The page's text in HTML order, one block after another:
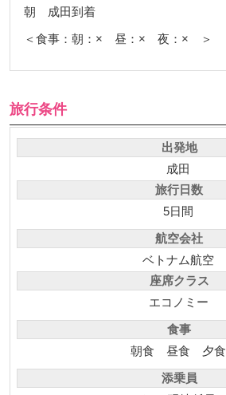
朝 成田到着
＜食事：朝：× 昼：× 夜：× ＞
旅行条件
出発地
成田
旅行日数
5日間
航空会社
ベトナム航空
座席クラス
エコノミー
食事
朝食 昼食 夕食
添乗員